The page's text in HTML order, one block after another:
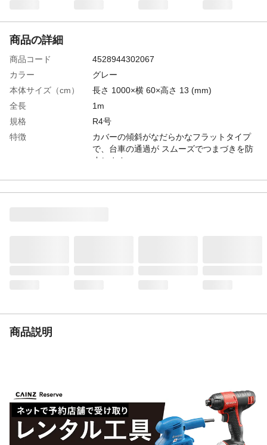
商品の詳細
商品コード
4528944302067
カラー
グレー
本体サイズ（cm）
長さ 1000×横 60×高さ 13 (mm)
全長
1m
規格
R4号
特徴
カバーの傾斜がなだらかなフラットタイプ
で、台車の通過が スムーズでつまづきを防
止します
商品仕様
ケーブル収納本数:VVF1.6×3Cが2本｡
商品説明